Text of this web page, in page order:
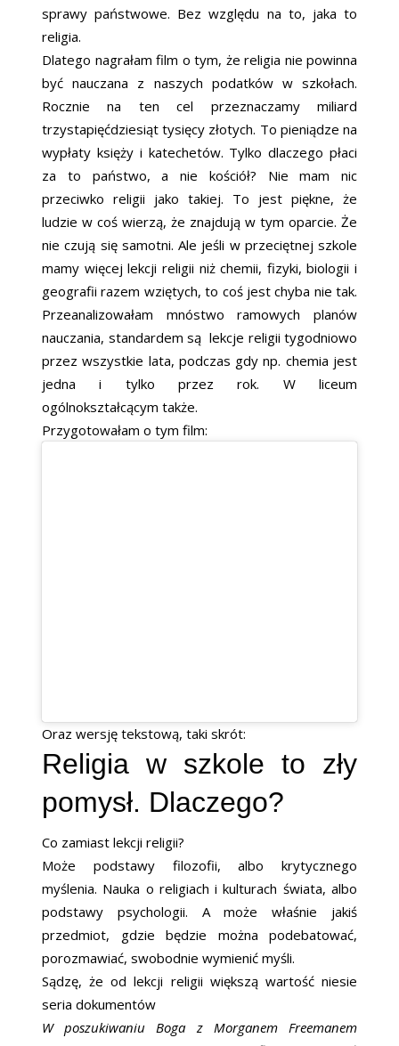
sprawy państwowe. Bez względu na to, jaka to
religia.
Dlatego nagrałam film o tym, że religia nie powinna
być nauczana z naszych podatków w szkołach.
Rocznie na ten cel przeznaczamy miliard
trzystapięćdziesiąt tysięcy złotych. To pieniądze na
wypłaty księży i katechetów. Tylko dlaczego płaci
za to państwo, a nie kościół? Nie mam nic
przeciwko religii jako takiej. To jest piękne, że
ludzie w coś wierzą, że znajdują w tym oparcie. Że
nie czują się samotni. Ale jeśli w przeciętnej szkole
mamy więcej lekcji religii niż chemii, fizyki, biologii i
geografii razem wziętych, to coś jest chyba nie tak.
Przeanalizowałam mnóstwo ramowych planów
nauczania, standardem są lekcje religii tygodniowo
przez wszystkie lata, podczas gdy np. chemia jest
jedna i tylko przez rok. W liceum
ogólnokształcącym także.
Przygotowałam o tym film:
Oraz wersję tekstową, taki skrót:
Religia w szkole to zły
pomysł. Dlaczego?
Co zamiast lekcji religii?
Może podstawy filozofii, albo krytycznego
myślenia. Nauka o religiach i kulturach świata, albo
podstawy psychologii. A może właśnie jakiś
przedmiot, gdzie będzie można podebatować,
porozmawiać, swobodnie wymienić myśli.
Sądzę, że od lekcji religii większą wartość niesie
seria dokumentów
W poszukiwaniu Boga z Morganem Freemanem